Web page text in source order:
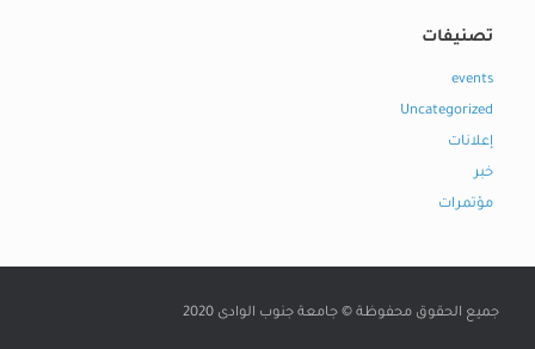
تصنيفات
events
Uncategorized
إعلانات
خبر
مؤتمرات
جميع الحقوق محفوظة © جامعة جنوب الوادى 2020